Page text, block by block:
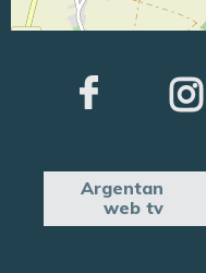
Argentan
web tv